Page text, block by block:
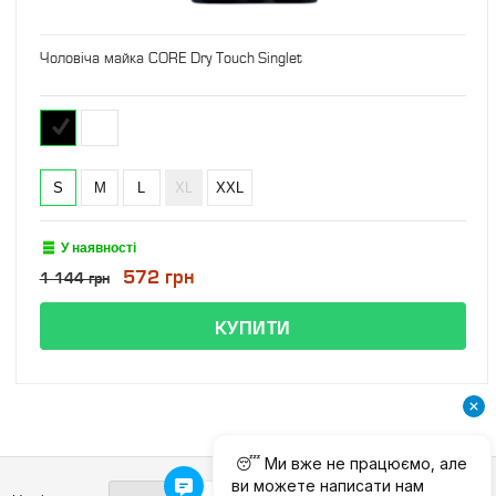
Чоловіча майка CORE Dry Touch Singlet
S M L XL XXL
У наявності
1 144 грн 572 грн